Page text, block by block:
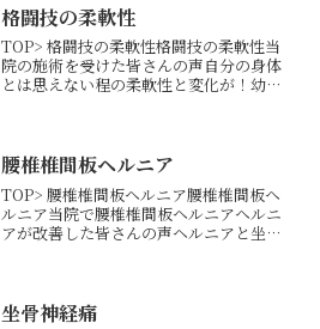
りやすいのか？回旋動...
格闘技の柔軟性
TOP> 格闘技の柔軟性格闘技の柔軟性当
院の施術を受けた皆さんの声自分の身体
とは思えない程の柔軟性と変化が！幼少
節周りや全身の可動域...
腰椎椎間板ヘルニア
TOP> 腰椎椎間板ヘルニア腰椎椎間板ヘ
ルニア当院で腰椎椎間板ヘルニアヘルニ
アが改善した皆さんの声ヘルニアと坐骨
日間の入院、通常の...
坐骨神経痛